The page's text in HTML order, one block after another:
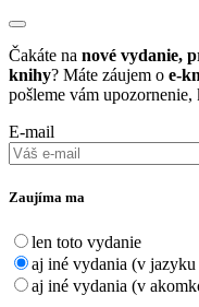
Čakáte na nové vydanie,
knihy? Máte záujem o e-
pošleme vám
E-mail
Zaujíma ma
len toto vydanie
aj iné vydania (v jazyku
aj iné vydania (v